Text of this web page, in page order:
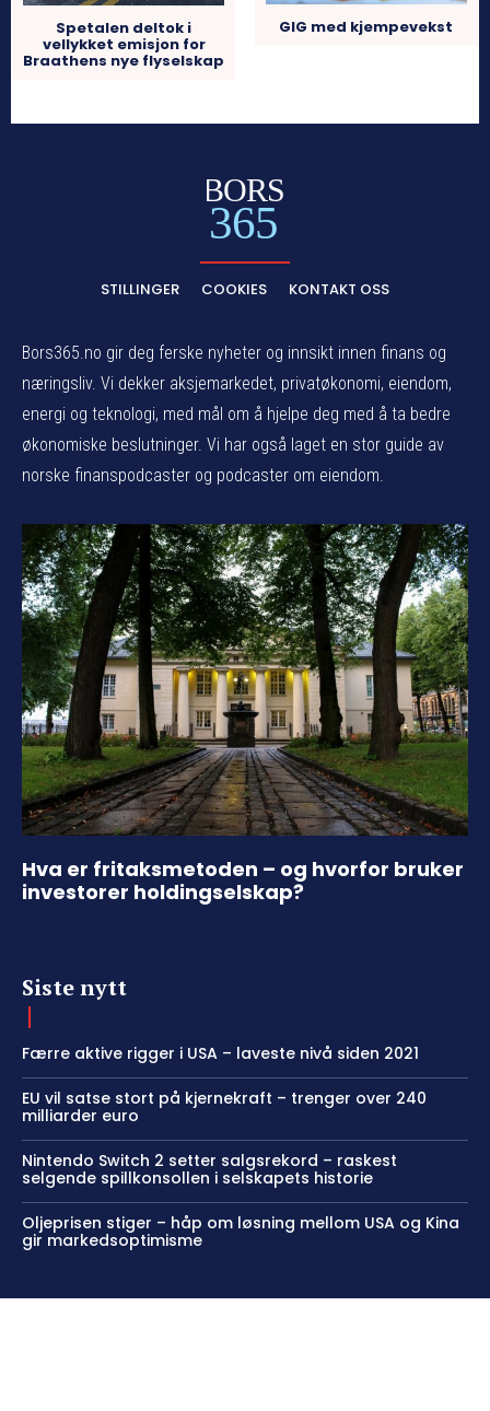
Spetalen deltok i
vellykket emisjon for
Braathens nye flyselskap
GIG med kjempevekst
BORS
365
STILLINGER COOKIES KONTAKT OSS
Bors365.no gir deg ferske nyheter og innsikt innen finans og
næringsliv. Vi dekker aksjemarkedet, privatøkonomi, eiendom,
energi og teknologi, med mål om å hjelpe deg med å ta bedre
økonomiske beslutninger. Vi har også laget en stor guide av
norske finanspodcaster og podcaster om eiendom.
Hva er fritaksmetoden – og hvorfor bruker
investorer holdingselskap?
Siste nytt
Færre aktive rigger i USA – laveste nivå siden 2021
EU vil satse stort på kjernekraft – trenger over 240
milliarder euro
Nintendo Switch 2 setter salgsrekord – raskest
selgende spillkonsollen i selskapets historie
Oljeprisen stiger – håp om løsning mellom USA og Kina
gir markedsoptimisme